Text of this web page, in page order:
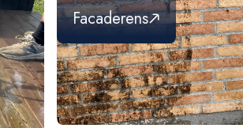
Facaderens